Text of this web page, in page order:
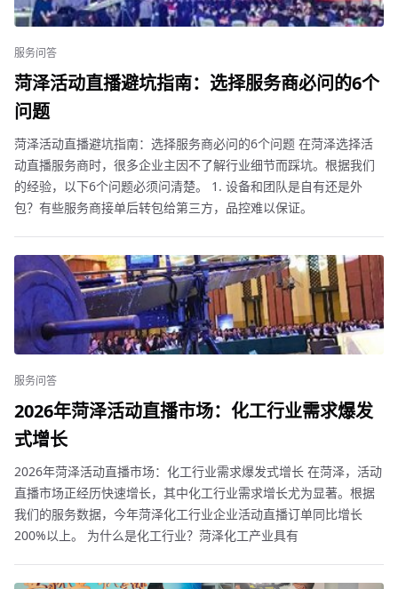
服务问答
菏泽活动直播避坑指南：选择服务商必问的6个
问题
菏泽活动直播避坑指南：选择服务商必问的6个问题 在菏泽选择活
动直播服务商时，很多企业主因不了解行业细节而踩坑。根据我们
的经验，以下6个问题必须问清楚。 1. 设备和团队是自有还是外
包？有些服务商接单后转包给第三方，品控难以保证。
服务问答
2026年菏泽活动直播市场：化工行业需求爆发
式增长
2026年菏泽活动直播市场：化工行业需求爆发式增长 在菏泽，活动
直播市场正经历快速增长，其中化工行业需求增长尤为显著。根据
我们的服务数据，今年菏泽化工行业企业活动直播订单同比增长
200%以上。 为什么是化工行业？菏泽化工产业具有